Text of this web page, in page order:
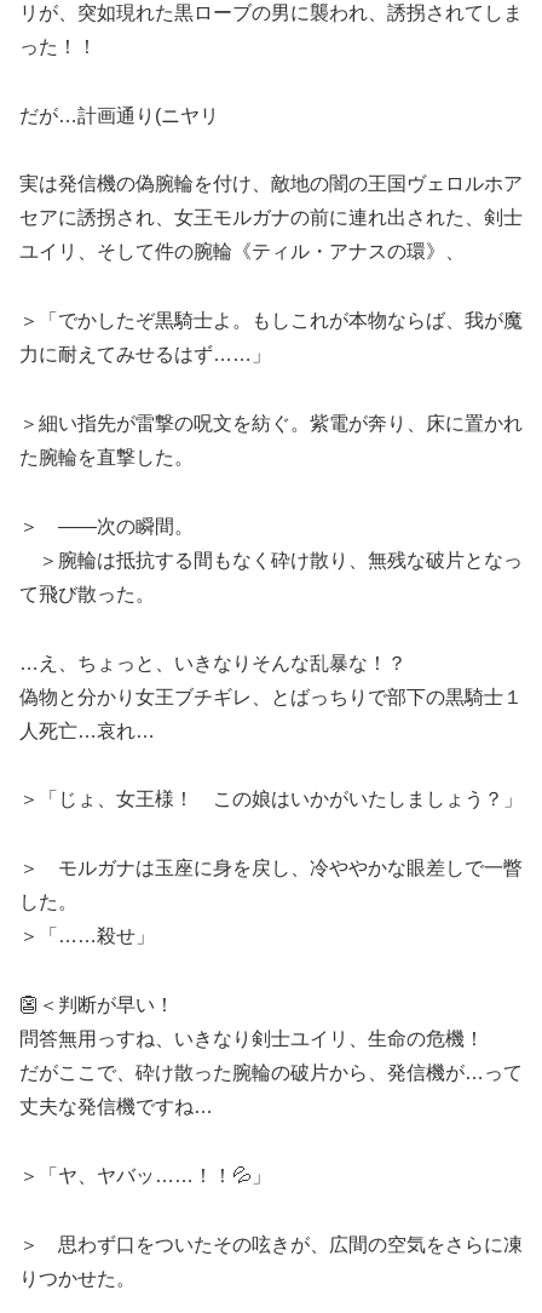
リが、突如現れた黒ローブの男に襲われ、誘拐されてしま
った！！
だが…計画通り(ニヤリ
実は発信機の偽腕輪を付け、敵地の闇の王国ヴェロルホア
セアに誘拐され、女王モルガナの前に連れ出された、剣士
ユイリ、そして件の腕輪《ティル・アナスの環》、
＞「でかしたぞ黒騎士よ。もしこれが本物ならば、我が魔
力に耐えてみせるはず……」
＞細い指先が雷撃の呪文を紡ぐ。紫電が奔り、床に置かれ
た腕輪を直撃した。
＞ ――次の瞬間。
＞腕輪は抵抗する間もなく砕け散り、無残な破片となっ
て飛び散った。
…え、ちょっと、いきなりそんな乱暴な！？
偽物と分かり女王ブチギレ、とばっちりで部下の黒騎士１
人死亡…哀れ…
＞「じょ、女王様！ この娘はいかがいたしましょう？」
＞ モルガナは玉座に身を戻し、冷ややかな眼差しで一瞥
した。
＞「……殺せ」
👺＜判断が早い！
問答無用っすね、いきなり剣士ユイリ、生命の危機！
だがここで、砕け散った腕輪の破片から、発信機が…って
丈夫な発信機ですね…
＞「ヤ、ヤバッ……！！💦」
＞ 思わず口をついたその呟きが、広間の空気をさらに凍
りつかせた。